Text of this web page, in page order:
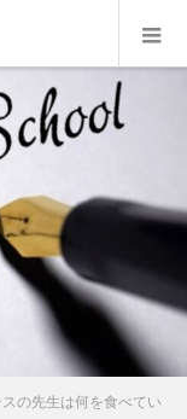
の先生は何を食べてい